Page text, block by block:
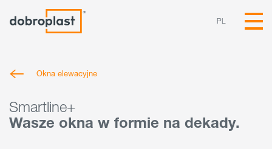
PL
Okna elewacyjne
Smartline+
Wasze okna w formie na dekady.